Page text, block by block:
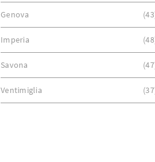
Genova 43
Imperia 48
Savona 47
Ventimiglia 37